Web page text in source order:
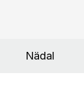
Nädal